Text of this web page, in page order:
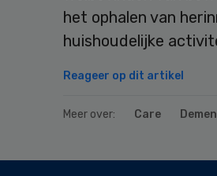
het ophalen van
huishoudelijke
Reageer op dit artikel
Meer over: Care